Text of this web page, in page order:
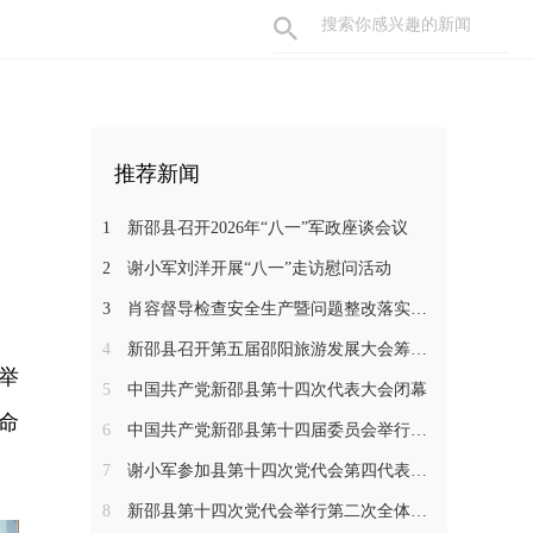
推荐新闻
1 新邵县召开2026年“八一”军政座谈会议
2 谢小军刘洋开展“八一”走访慰问活动
3 肖容督导检查安全生产暨问题整改落实工作
4 新邵县召开第五届邵阳旅游发展大会筹备工作调度会
5 中国共产党新邵县第十四次代表大会闭幕
6 中国共产党新邵县第十四届委员会举行第一次全体会议
7 谢小军参加县第十四次党代会第四代表团分组讨论
8 新邵县第十四次党代会举行第二次全体会议